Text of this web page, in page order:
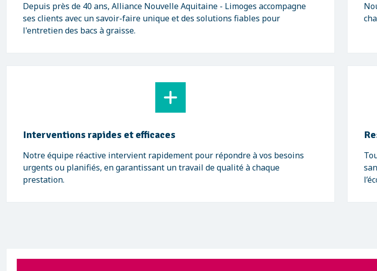
Depuis près de 40 ans, Alliance Nouvelle Aquitaine - Limoges accompagne
ses clients avec un savoir-faire unique et des solutions fiables pour
l'entretien des bacs à graisse.
Interventions rapides et efficaces
Notre équipe réactive intervient rapidement pour répondre à vos besoins
urgents ou planifiés, en garantissant un travail de qualité à chaque
prestation.